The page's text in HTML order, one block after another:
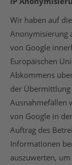
Wir haben auf
Anonymisierung
von Google
Europäischen
Abkommens
der Übermittlung
Ausnahmefällen
von Google in
Auftrag des
Informationen
auszuwerten,